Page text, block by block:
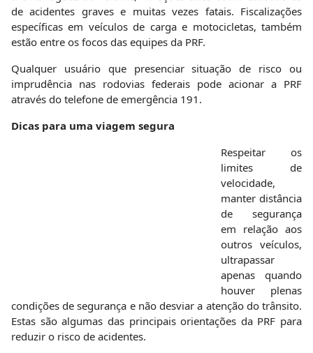
Dicas para uma viagem segura
Respeitar os limites de velocidade, manter distância de
apenas quando houver plenas condições de segurança e
não desviar a atenção do trânsito. Estas são algumas das
principais orientações da PRF para reduzir o risco de
acidentes.
A PRF também orienta os usuários de rodovias, mesmo
antes de viagens curtas, a fazer uma revisão preventiva do
veículo, o que inclui a checagem dos pneus, do sistema de
iluminação, dos equipamentos obrigatórios, do nível do
Também é fundamental planejar a viagem, buscando evitar,
na medida do possível, os horários de pico. Dirigir cansado
ou com sono aumenta o risco de o motorista cometer erros.
A cada três ou quatro horas de viagem, é recomendável
uma pausa para descanso ou revezar a direção do veículo.